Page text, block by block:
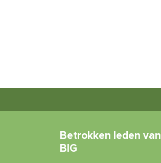
Betrokken leden van
BIG